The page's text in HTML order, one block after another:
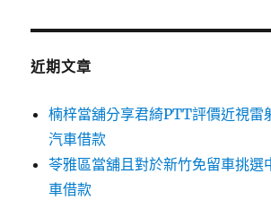
鍵
近期文章
楠梓當舖分享君綺PTT評價近視雷
汽車借款
苓雅區當舖且對於新竹免留車挑選
車借款